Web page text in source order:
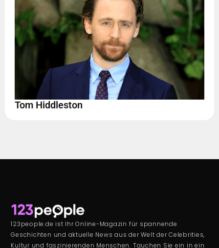
Tom Hiddleston
123people.de ist Ihr Online-Magazin für spannende
Geschichten und aktuelle News aus der Welt der Celebrities,
Kultur und faszinierenden Menschen. Tauchen Sie ein in ein